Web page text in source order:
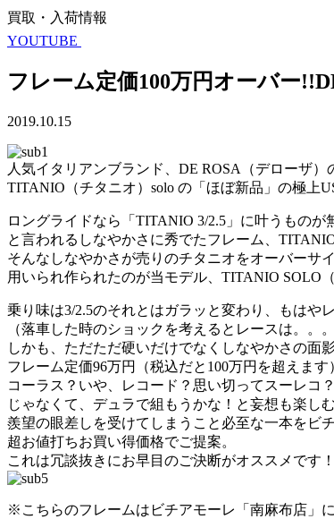
買取・入荷情報
YOUTUBE
フレーム定価100万円オーバー
2019.10.15
人気イタリアンブランド、DE ROSA（デローザ）
TITANIO（チタニオ）solo の「ほぼ新品」の極上
ロングライドなら「TITANIO 3/2.5」に叶うものが
と言われるしなやかさに秀でたフレーム、TITANIO
そんなしなやかさが売りのチタニオをオーバーサ
用いられ作られたのが当モデル、TITANIO SOLO（
乗り味は3/2.5のそれとはガラッと変わり、もはや
（落車した時のショックを考えるとレースは。。。
しかも、ただただ硬いだけでなくしなやかさの面
フレーム定価96万円（税込だと100万円を超えま
コーラス？いや、レコード？思い切ってスーレコ？
じゃなくて、デュラで組もうかな！と妄想も楽し
羨望の眼差しを受けてしまうこと必至な一本をビ
超お値打ちお買い得価格でご提案。
これは冗談抜きにお早目のご決断がオススメです！
※こちらのフレームはビチアモーレ「南麻布店」